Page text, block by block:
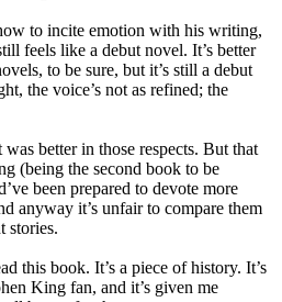
to incite emotion with his writing,
feels like a debut novel. It’s better
to be sure, but it’s still a debut
the voice’s not as refined; the
better in those respects. But that
(being the second book to be
been prepared to devote more
anyway it’s unfair to compare them
stories.
this book. It’s a piece of history. It’s
King fan, and it’s given me